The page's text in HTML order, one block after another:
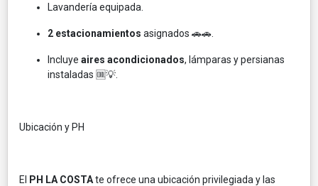
Lavandería equipada.
2 estacionamientos asignados 🚗🚗.
Incluye aires acondicionados, lámparas y persianas
instaladas 🆒💡.
Ubicación y PH
El PH LA COSTAte ofrece una ubicación privilegiada y las